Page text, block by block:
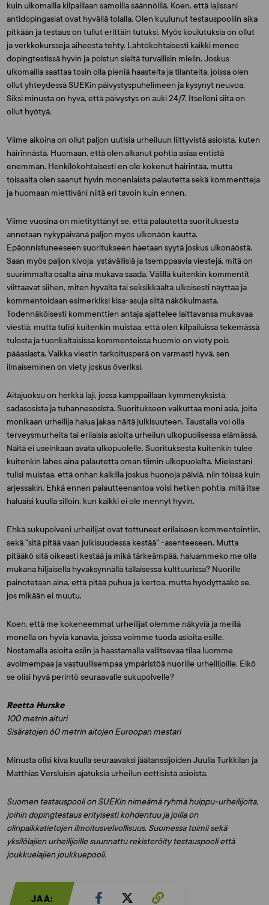
kuin ulkomailla kilpaillaan samoilla säännöillä. Koen, että lajissani
antidopingasiat ovat hyvällä tolalla. Olen kuulunut testauspooliin aika
pitkään ja testaus on tullut erittäin tutuksi. Myös koulutuksia on ollut
ja verkkokursseja aiheesta tehty. Lähtökohtaisesti kaikki menee
dopingtestissä hyvin ja poistun sieltä turvallisin mielin. Joskus
ulkomailla saattaa tosin olla pieniä haasteita ja tilanteita, joissa olen
ollut yhteydessä SUEKin päivystyspuhelimeen ja kysynyt neuvoa.
Siksi minusta on hyvä, että päivystys on auki 24/7. Itselleni siitä on
ollut hyötyä.
Viime aikoina on ollut paljon uutisia urheiluun liittyvistä asioista, kuten
häirinnästä. Huomaan, että olen alkanut pohtia asiaa entistä
enemmän. Henkilökohtaisesti en ole kokenut häirintää, mutta
toisaalta olen saanut hyvin monenlaista palautetta sekä kommentteja
ja huomaan miettiväni niitä eri tavoin kuin ennen.
Viime vuosina on mietityttänyt se, että palautetta suorituksesta
annetaan nykypäivänä paljon myös ulkonäön kautta.
Epäonnistuneeseen suoritukseen haetaan syytä joskus ulkonäöstä.
Saan myös paljon kivoja, ystävällisiä ja tsemppaavia viestejä, mitä on
suurimmalta osalta aina mukava saada. Välillä kuitenkin kommentit
viittaavat siihen, miten hyvältä tai seksikkäältä ulkoisesti näyttää ja
kommentoidaan esimerkiksi kisa-asuja siitä näkökulmasta.
Todennäköisesti kommenttien antaja ajattelee laittavansa mukavaa
viestiä, mutta tulisi kuitenkin muistaa, että olen kilpailuissa tekemässä
tulosta ja tuonkaltaisissa kommenteissa huomio on viety pois
pääasiasta. Vaikka viestin tarkoitusperä on varmasti hyvä, sen
ilmaiseminen on viety joskus överiksi.
Aitajuoksu on herkkä laji, jossa kamppaillaan kymmenyksistä,
sadasosista ja tuhannesosista. Suoritukseen vaikuttaa moni asia, joita
monikaan urheilija halua jakaa näitä julkisuuteen. Taustalla voi olla
terveysmurheita tai erilaisia asioita urheilun ulkopuolisessa elämässä.
Näitä ei useinkaan avata ulkopuolelle. Suorituksesta kuitenkin tulee
kuitenkin lähes aina palautetta oman tiimin ulkopuolelta. Mielestäni
tulisi muistaa, että onhan kaikilla joskus huonoja päiviä, niin töissä kuin
arjessakin. Ehkä ennen palautteenantoa voisi hetken pohtia, mitä itse
haluaisi kuulla silloin, kun kaikki ei ole mennyt hyvin.
Ehkä sukupolveni urheilijat ovat tottuneet erilaiseen kommentointiin,
sekä ”sitä pitää vaan julkisuudessa kestää” -asenteeseen. Mutta
pitääkö sitä oikeasti kestää ja mikä tärkeämpää, haluammeko me olla
mukana hiljaisella hyväksynnällä tällaisessa kulttuurissa? Nuorille
painotetaan aina, että pitää puhua ja kertoa, mutta hyödyttääkö se,
jos mikään ei muutu.
Koen, että me kokeneemmat urheilijat olemme näkyviä ja meillä
monella on hyviä kanavia, joissa voimme tuoda asioita esille.
Nostamalla asioita esiin ja haastamalla vallitsevaa tilaa luomme
avoimempaa ja vastuullisempaa ympäristöä nuorille urheilijoille. Eikö
se olisi hyvä perintö seuraavalle sukupolvelle?
Reetta Hurske
100 metrin aituri
Sisäratojen 60 metrin aitojen Euroopan mestari
Minusta olisi kiva kuulla seuraavaksi jäätanssijoiden Juulia Turkkilan ja
Matthias Versluisin ajatuksia urheilun eettisistä asioista.
Suomen testauspooli on SUEKin nimeämä ryhmä huippu-urheilijoita,
joihin dopingtestaus erityisesti kohdentuu ja joilla on
olinpaikkatietojen ilmoitusvelvollisuus. Suomessa toimii sekä
yksilölajien urheilijoille suunnattu rekisteröity testauspooli että
joukkuelajien joukkuepooli.
JAA: